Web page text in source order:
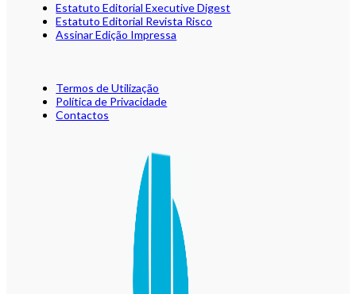
Estatuto Editorial Executive Digest
Estatuto Editorial Revista Risco
Assinar Edição Impressa
Termos de Utilização
Política de Privacidade
Contactos